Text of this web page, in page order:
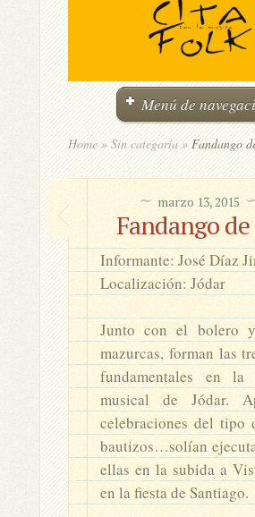
Menú de
Home » Sin categoría »Fandango
marzo 13, 2015
Fandango de
Informante: José Díaz
Localización: Jódar
Junto con el bolero
mazurcas, forman las
fundamentales en la
musical de Jódar.
celebraciones del tipo
bautizos…solían
ellas en la subida a
en la fiesta de Santiago.